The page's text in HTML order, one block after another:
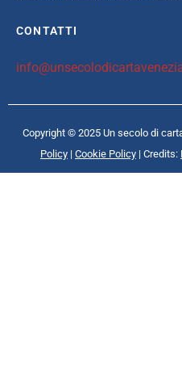
CONTATTI
Copyright © 2025 Un secolo di
Policy | Cookie Policy | Credits: